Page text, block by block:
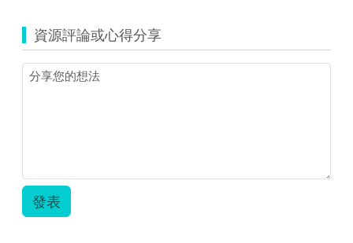
資源評論或心得分享
發表